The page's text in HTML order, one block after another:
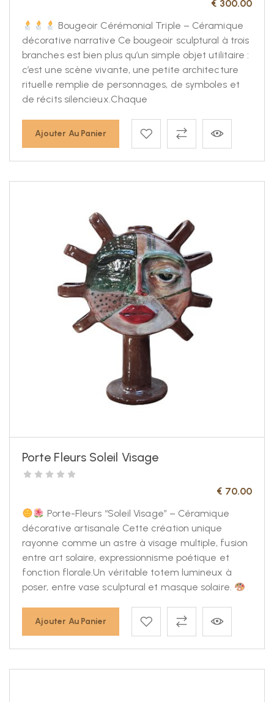
€ 300.00
Bougeoir Cérémonial Triple – Céramique
décorative narrative Ce bougeoir sculptural à trois
branches est bien plus qu’un simple objet utilitaire :
c’est une scène vivante, une petite architecture
rituelle remplie de personnages, de symboles et
de récits silencieux.Chaque
Ajouter Au Panier
Porte Fleurs Soleil Visage
€ 70.00
Porte-Fleurs “Soleil Visage” – Céramique
décorative artisanale Cette création unique
rayonne comme un astre à visage multiple, fusion
entre art solaire, expressionnisme poétique et
fonction florale.Un véritable totem lumineux à
poser, entre vase sculptural et masque solaire.
Ajouter Au Panier